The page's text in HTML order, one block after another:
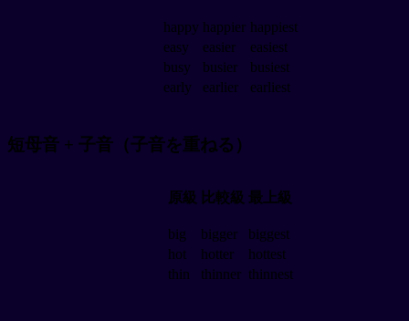
happy happier happiest
easy
easier
easiest
busy
busier
busiest
early
earlier earliest
短母音 + 子音（子音を重ねる）
原級 比較級 最上級
big bigger
biggest
hot
hotter
hottest
thin
thinner thinnest